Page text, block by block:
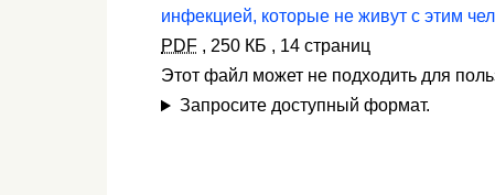
инфекцией, которые не живут с этим
PDF , 250 КБ , 14 страниц
Этот файл может не подходить для
Запросите доступный формат.